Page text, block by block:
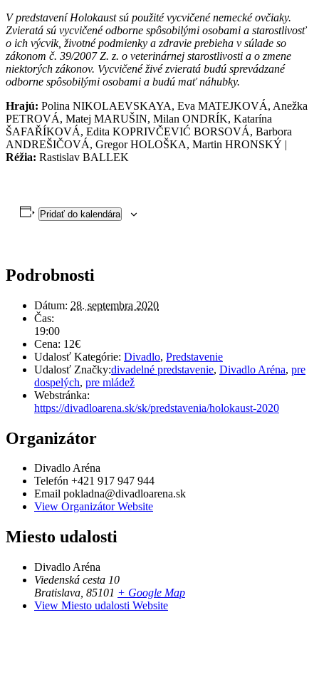
V predstavení Holokaust sú použité vycvičené nemecké ovčiaky.
Zvieratá sú vycvičené odborne spôsobilými osobami a starostlivosť
o ich výcvik, životné podmienky a zdravie prebieha v súlade so
zákonom č. 39/2007 Z. z. o veterinárnej starostlivosti a o zmene
niektorých zákonov. Vycvičené živé zvieratá budú sprevádzané
odborne spôsobilými osobami a budú mať náhubky.
Hrajú: Polina NIKOLAEVSKAYA, Eva MATEJKOVÁ, Anežka
PETROVÁ, Matej MARUŠIN, Milan ONDRÍK, Katarína
ŠAFAŘÍKOVÁ, Edita KOPRIVČEVIĆ BORSOVÁ, Barbora
ANDREŠIČOVÁ, Gregor HOLOŠKA, Martin HRONSKÝ |
Réžia: Rastislav BALLEK
Pridať do kalendára
Podrobnosti
Dátum: 28. septembra 2020
Čas:
19:00
Cena: 12€
Udalosť Kategórie: Divadlo, Predstavenie
Udalosť Značky:divadelné predstavenie, Divadlo Aréna, pre
dospelých, pre mládež
Webstránka:
https://divadloarena.sk/sk/predstavenia/holokaust-2020
Organizátor
Divadlo Aréna
Telefón +421 917 947 944
Email pokladna@divadloarena.sk
View Organizátor Website
Miesto udalosti
Divadlo Aréna
Viedenská cesta 10
Bratislava 85101 + Google Map
View Miesto udalosti Website